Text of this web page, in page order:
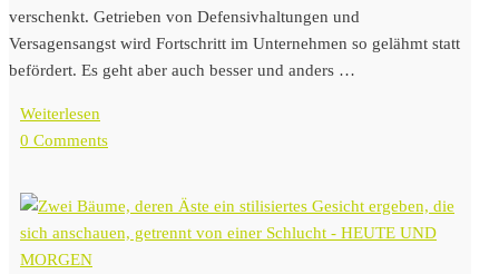
verschenkt. Getrieben von Defensivhaltungen und
Versagensangst wird Fortschritt im Unternehmen so gelähmt statt
befördert. Es geht aber auch besser und anders …
Weiterlesen
0 Comments